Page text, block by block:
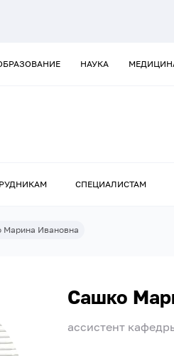
НАУКА
СПЕЦИАЛИСТАМ
Марина Ивановна
Сашко
ассистент